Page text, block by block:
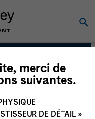
merci de
suivantes.
DE DÉTAIL »